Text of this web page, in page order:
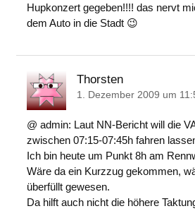
Hupkonzert gegeben!!!! das nervt
dem Auto in die Stadt 😉
Thorsten
1. Dezember 2009 um
@ admin: Laut NN-Bericht will die
zwischen 07:15-07:45h fahren
Ich bin heute um Punkt 8h am
Wäre da ein Kurzzug gekommen,
überfüllt gewesen.
Da hilft auch nicht die höhere